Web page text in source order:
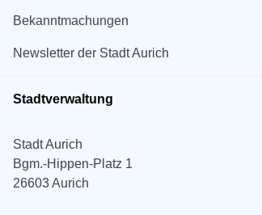
Bekanntmachungen
Newsletter der Stadt Aurich
Stadtverwaltung
Stadt Aurich
Bgm.-Hippen-Platz 1
26603 Aurich